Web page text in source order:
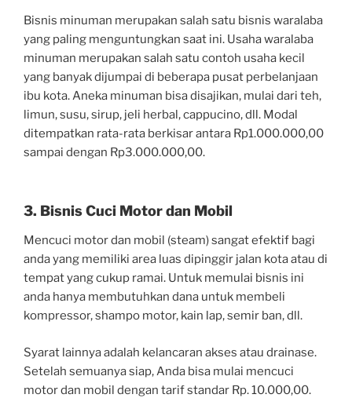
Bisnis minuman merupakan salah satu bisnis waralaba
yang paling menguntungkan saat ini. Usaha waralaba
minuman merupakan salah satu contoh usaha kecil
yang banyak dijumpai di beberapa pusat perbelanjaan
ibu kota. Aneka minuman bisa disajikan, mulai dari teh,
limun, susu, sirup, jeli herbal, cappucino, dll. Modal
ditempatkan rata-rata berkisar antara Rp1.000.000,00
sampai dengan Rp3.000.000,00.
3. Bisnis Cuci Motor dan Mobil
Mencuci motor dan mobil (steam) sangat efektif bagi
anda yang memiliki area luas dipinggir jalan kota atau di
tempat yang cukup ramai. Untuk memulai bisnis ini
anda hanya membutuhkan dana untuk membeli
kompressor, shampo motor, kain lap, semir ban, dll.
Syarat lainnya adalah kelancaran akses atau drainase.
Setelah semuanya siap, Anda bisa mulai mencuci
motor dan mobil dengan tarif standar Rp. 10.000,00.